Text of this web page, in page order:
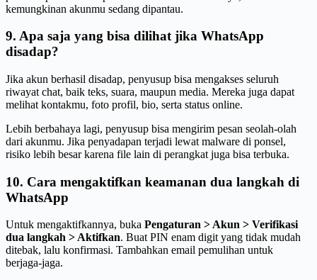
kemungkinan akunmu sedang dipantau.
9. Apa saja yang bisa dilihat jika WhatsApp
disadap?
Jika akun berhasil disadap, penyusup bisa mengakses seluruh
riwayat chat, baik teks, suara, maupun media. Mereka juga dapat
melihat kontakmu, foto profil, bio, serta status online.
Lebih berbahaya lagi, penyusup bisa mengirim pesan seolah-olah
dari akunmu. Jika penyadapan terjadi lewat malware di ponsel,
risiko lebih besar karena file lain di perangkat juga bisa terbuka.
10. Cara mengaktifkan keamanan dua langkah di
WhatsApp
Untuk mengaktifkannya, buka Pengaturan > Akun > Verifikasi
dua langkah > Aktifkan. Buat PIN enam digit yang tidak mudah
ditebak, lalu konfirmasi. Tambahkan email pemulihan untuk
berjaga-jaga.